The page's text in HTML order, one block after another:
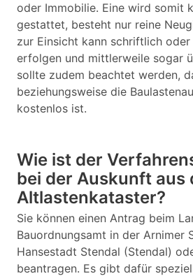
oder Immobilie. Eine wird somit
gestattet, besteht nur reine
zur Einsicht kann schriftlich
erfolgen und mittlerweile sogar
sollte zudem beachtet werden,
beziehungsweise die
kostenlos ist.
Wie ist der
bei der Auskunft aus
Altlastenkataster?
Sie können einen Antrag beim
Bauordnungsamt in der Arnimer
Hansestadt Stendal (Stendal)
beantragen. Es gibt dafür